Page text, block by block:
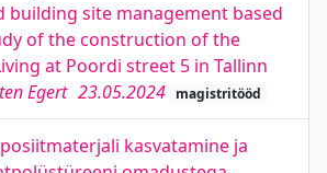
building site management based
of the construction of the
at Poordi street 5 in Tallinn
Egert 23.05.2024 magistritööd
kasvatamine ja